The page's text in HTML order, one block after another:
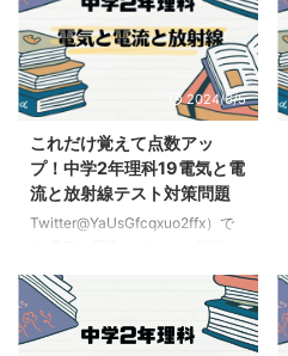
電流電圧テスト対策問題 オーム
の法則に関する分野はテストでも
必ずと言っていいほど出題される
て公式を覚えてテスト対策してい
こう ここではオームの法則を使
って電圧、抵抗、電流とそれぞれ
の値を覚えることができればOK
だよ 電流・電圧・抵抗の関係 抵
抗→電流の流れにくさを表す数値
単位→Ω（オーム）であらわすよ
いという性質があることを覚えて
おこ ...
2024/6/5
これだけ覚えて点数アッ
プ！中学2年理科19電気と電
流と放射線テスト対策問題
Twitter@YaUsGfcqxuo2ffx）で
記事はこちらこれだけ覚えて点数
アップ！中学2年理科18前線と天
気の変化テスト対策問題 電気に
関する分野はテストでも必ずと言